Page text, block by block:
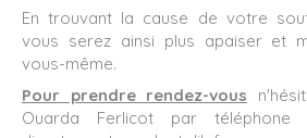
En trouvant la cause de votre
vous serez ainsi plus apaiser et
vous-même.
Pour prendre rendez-vous
Ouarda Ferlicot par